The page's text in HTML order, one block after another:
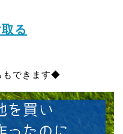
る
もできます◆